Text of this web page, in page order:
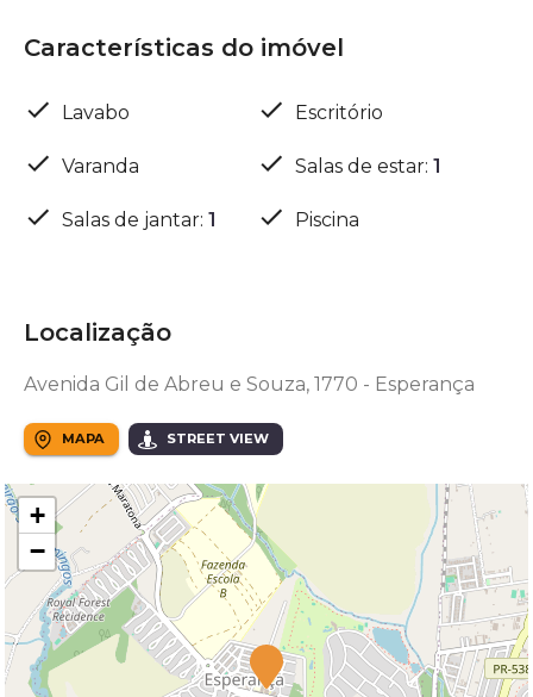
Características do imóvel
Lavabo Escritório
Varanda Salas de estar: 1
Salas de jantar: 1 Piscina
Localização
Avenida Gil de Abreu e Souza, 1770 - Esperança
MAPA STREET VIEW
+
−